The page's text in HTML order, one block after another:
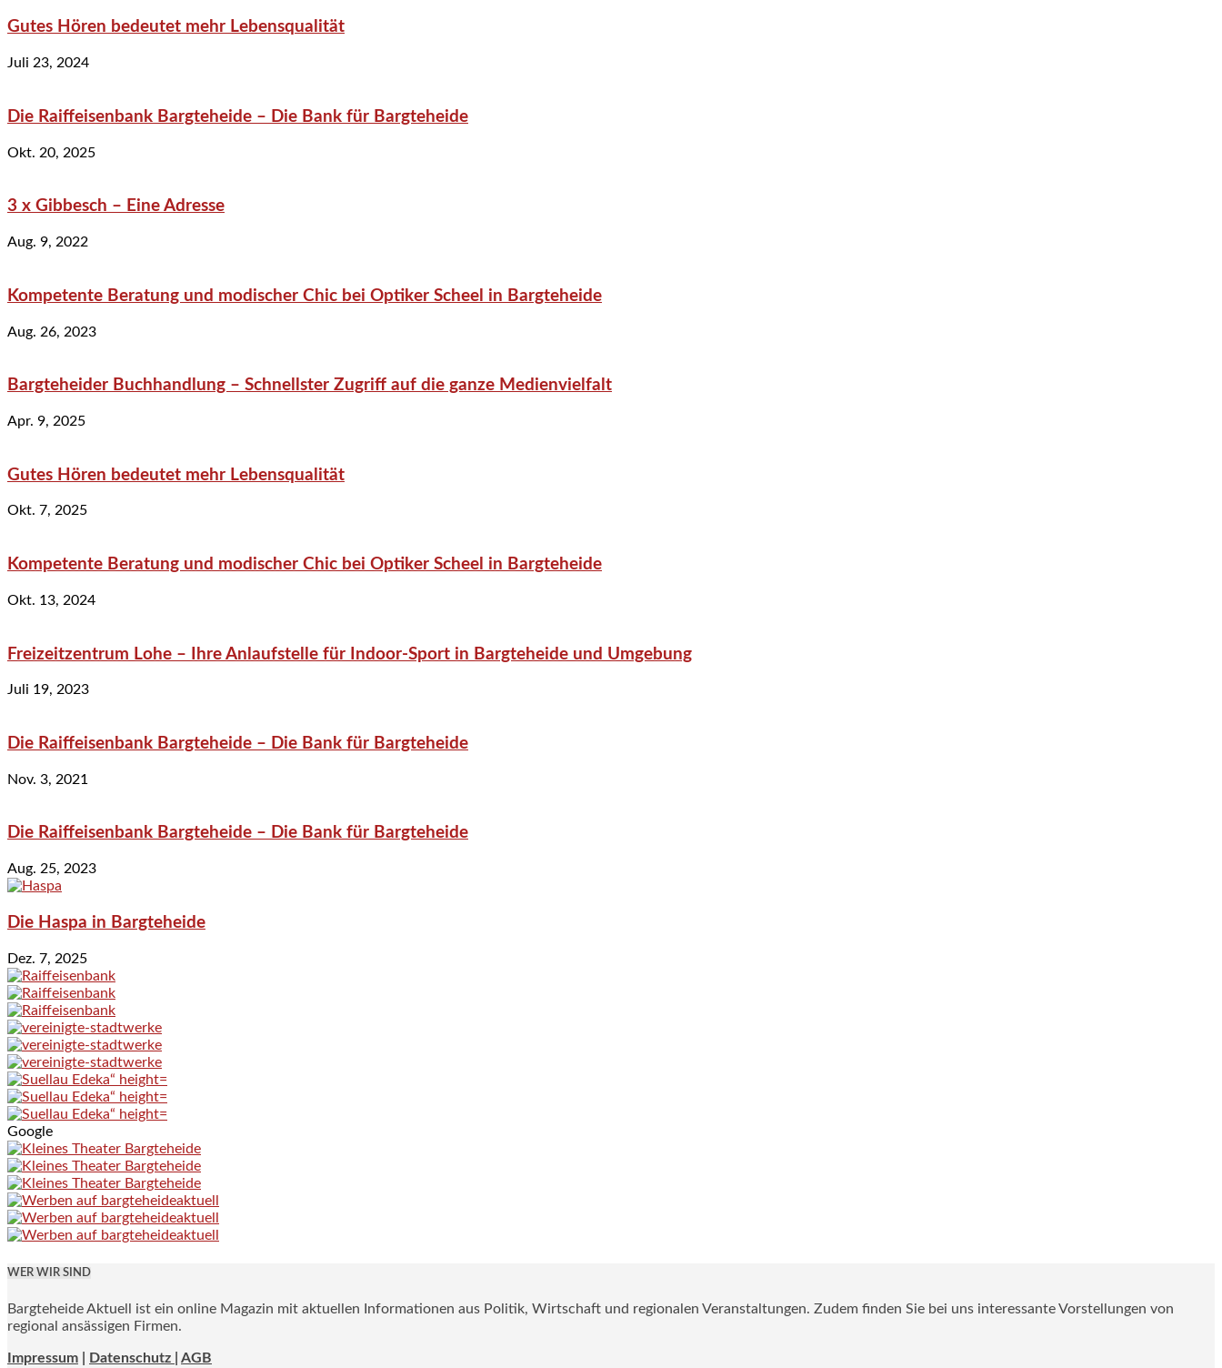
Gutes Hören bedeutet mehr Lebensqualität
Juli 23, 2024
Die Raiffeisenbank Bargteheide – Die Bank für Bargteheide
Okt. 20, 2025
3 x Gibbesch – Eine Adresse
Aug. 9, 2022
Kompetente Beratung und modischer Chic bei Optiker Scheel in Bargteheide
Aug. 26, 2023
Bargteheider Buchhandlung – Schnellster Zugriff auf die ganze Medienvielfalt
Apr. 9, 2025
Gutes Hören bedeutet mehr Lebensqualität
Okt. 7, 2025
Kompetente Beratung und modischer Chic bei Optiker Scheel in Bargteheide
Okt. 13, 2024
Freizeitzentrum Lohe – Ihre Anlaufstelle für Indoor-Sport in Bargteheide und Umgebung
Juli 19, 2023
Die Raiffeisenbank Bargteheide – Die Bank für Bargteheide
Nov. 3, 2021
Die Raiffeisenbank Bargteheide – Die Bank für Bargteheide
Aug. 25, 2023
Die Haspa in Bargteheide
Dez. 7, 2025
Google
WER WIR SIND
Bargteheide Aktuell ist ein online Magazin mit aktuellen Informationen aus Politik, Wirtschaft und regionalen Veranstaltungen. Zudem finden Sie bei uns interessante Vorstellungen von
regional ansässigen Firmen.
Impressum Datenschutz | AGB